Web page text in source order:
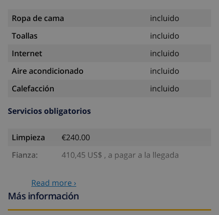
Ropa de cama
incluido
Toallas
incluido
Internet
incluido
Aire acondicionado
incluido
Calefacción
incluido
Servicios obligatorios
Limpieza
€240.00
Fianza:
410,45 US$ , a pagar a la llegada
Servicios opcionales
Read more ›
Más información